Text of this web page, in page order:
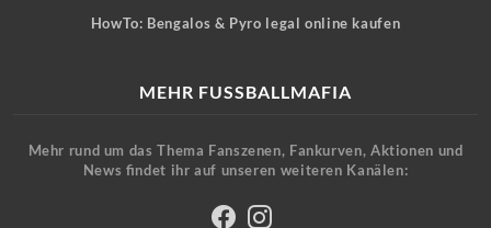
HowTo: Bengalos & Pyro legal online kaufen
MEHR FUSSBALLMAFIA
Mehr rund um das Thema Fanszenen, Fankurven, Aktionen und
News findet ihr auf unseren weiteren Kanälen: